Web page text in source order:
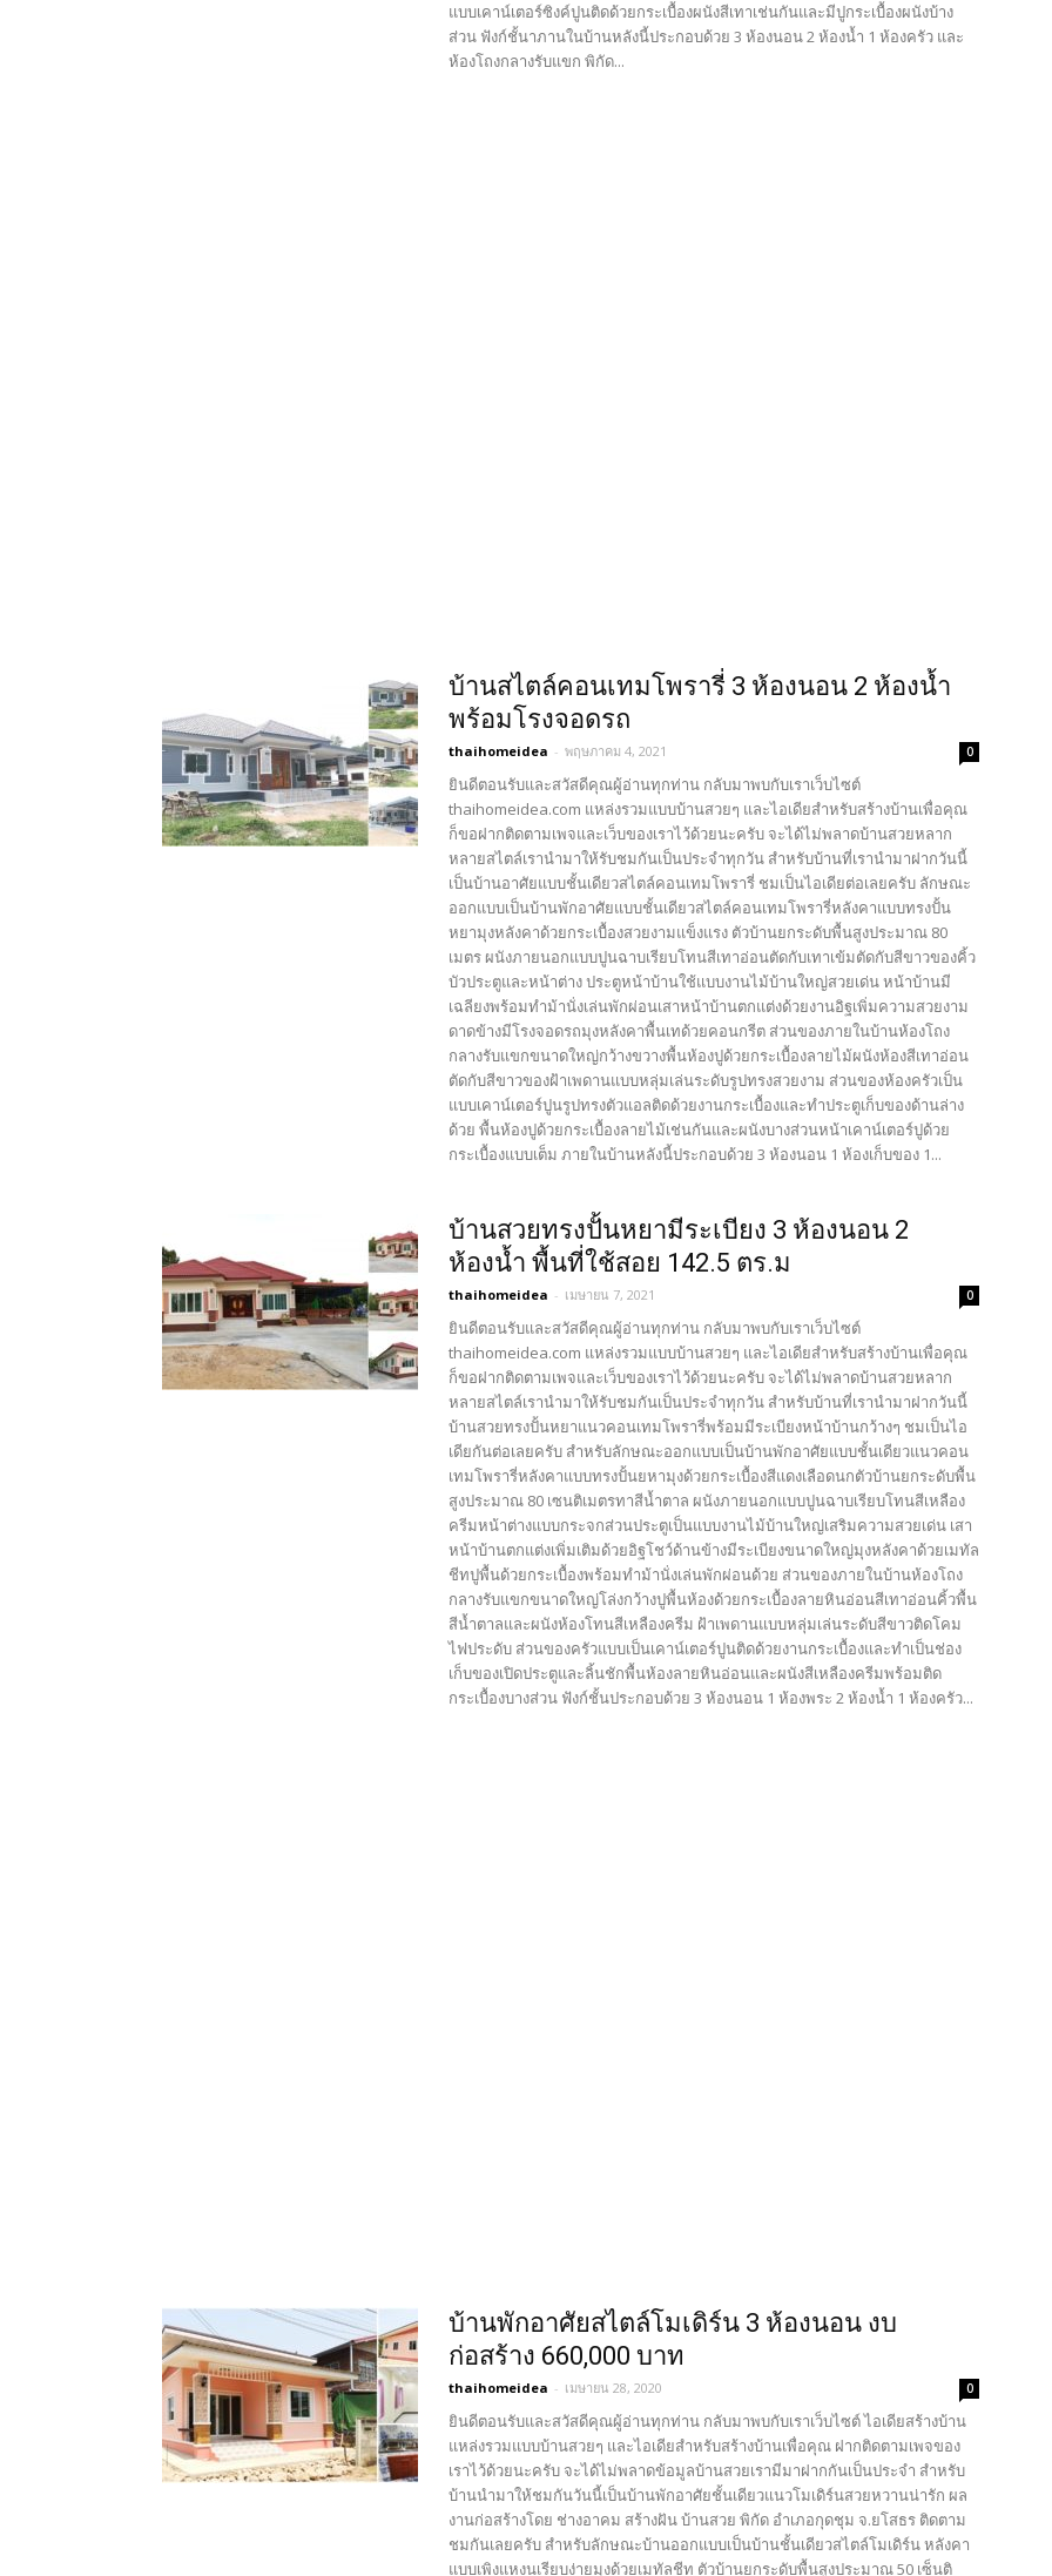
แบบเคาน์เตอร์ซิงค์ปูนติดด้วยกระเบื้องผนังสีเทาเช่นกันและมีปูกระเบื้องผนังบ้าง
ส่วน ฟังก์ชั้นาภานในบ้านหลังนี้ประกอบด้วย 3 ห้องนอน 2 ห้องน้ำ 1 ห้องครัว และ
ห้องโถงกลางรับแขก พิกัด...
บ้านสไตล์คอนเทมโพรารี่ 3 ห้องนอน 2 ห้องน้ำ
พร้อมโรงจอดรถ
thaihomeidea - พฤษภาคม 4, 2021 0
ยินดีตอนรับและสวัสดีคุณผู้อ่านทุกท่าน กลับมาพบกับเราเว็บไซต์
thaihomeidea.com แหล่งรวมแบบบ้านสวยๆ และไอเดียสำหรับสร้างบ้านเพื่อคุณ
ก็ขอฝากติดตามเพจและเว็บของเราไว้ด้วยนะครับ จะได้ไม่พลาดบ้านสวยหลาก
หลายสไตล์เรานำมาให้รับชมกันเป็นประจำทุกวัน สำหรับบ้านที่เรานำมาฝากวันนี้
เป็นบ้านอาศัยแบบชั้นเดียวสไตล์คอนเทมโพรารี่ ชมเป็นไอเดียต่อเลยครับ ลักษณะ
ออกแบบเป็นบ้านพักอาศัยแบบชั้นเดียวสไตล์คอนเทมโพรารี่หลังคาแบบทรงปั้น
หยามุงหลังคาด้วยกระเบื้องสวยงามแข็งแรง ตัวบ้านยกระดับพื้นสูงประมาณ 80
เมตร ผนังภายนอกแบบปูนฉาบเรียบโทนสีเทาอ่อนตัดกับเทาเข้มตัดกับสีขาวของคิ้ว
บัวประตูและหน้าต่าง ประตูหน้าบ้านใช้แบบงานไม้บ้านใหญ่สวยเด่น หน้าบ้านมี
เฉลียงพร้อมทำม้านั่งเล่นพักผ่อนเสาหน้าบ้านตกแต่งด้วยงานอิฐเพิ่มความสวยงาม
ดาดข้างมีโรงจอดรถมุงหลังคาพื้นเทด้วยคอนกรีต ส่วนของภายในบ้านห้องโถง
กลางรับแขกขนาดใหญ่กว้างขวางพื้นห้องปูด้วยกระเบื้องลายไม้ผนังห้องสีเทาอ่อน
ตัดกับสีขาวของฝ้าเพดานแบบหลุ่มเล่นระดับรูปทรงสวยงาม ส่วนของห้องครัวเป็น
แบบเคาน์เตอร์ปูนรูปทรงตัวแอลติดด้วยงานกระเบื้องและทำประตูเก็บของด้านล่าง
ด้วย พื้นห้องปูด้วยกระเบื้องลายไม้เช่นกันและผนังบางส่วนหน้าเคาน์เตอร์ปูด้วย
กระเบื้องแบบเต็ม ภายในบ้านหลังนี้ประกอบด้วย 3 ห้องนอน 1 ห้อง​เก็บของ​ 1...
บ้านสวยทรงปั้นหยามีระเบียง 3 ห้องนอน 2
ห้องน้ำ พื้นที่ใช้สอย 142.5 ตร.ม
thaihomeidea - เมษายน 7, 2021 0
ยินดีตอนรับและสวัสดีคุณผู้อ่านทุกท่าน กลับมาพบกับเราเว็บไซต์
thaihomeidea.com แหล่งรวมแบบบ้านสวยๆ และไอเดียสำหรับสร้างบ้านเพื่อคุณ
ก็ขอฝากติดตามเพจและเว็บของเราไว้ด้วยนะครับ จะได้ไม่พลาดบ้านสวยหลาก
หลายสไตล์เรานำมาให้รับชมกันเป็นประจำทุกวัน สำหรับบ้านที่เรานำมาฝากวันนี้
บ้านสวยทรงปั้นหยาแนวคอนเทมโพรารี่พร้อมมีระเบียงหน้าบ้านกว้างๆ ชมเป็นไอ
เดียกันต่อเลยครับ สำหรับลักษณะออกแบบเป็นบ้านพักอาศัยแบบชั้นเดียวแนวคอน
เทมโพรารี่หลังคาแบบทรงปั้นยหามุงด้วยกระเบื้องสีแดงเลือดนกตัวบ้านยกระดับพื้น
สูงประมาณ 80 เซนติเมตรทาสีน้ำตาล ผนังภายนอกแบบปูนฉาบเรียบโทนสีเหลือง
ครีมหน้าต่างแบบกระจกส่วนประตูเป็นแบบงานไม้บ้านใหญ่เสริมความสวยเด่น เสา
หน้าบ้านตกแต่งเพิ่มเติมด้วยอิฐโชว์ด้านข้างมีระเบียงขนาดใหญ่มุงหลังคาด้วยเมทัล
ชีทปูพื้นด้วยกระเบื้องพร้อมทำม้านั่งเล่นพักผ่อนด้วย ส่วนของภายในบ้านห้องโถง
กลางรับแขกขนาดใหญ่โล่งกว้างปูพื้นห้องด้วยกระเบื้องลายหินอ่อนสีเทาอ่อนคิ้วพื้น
สีน้ำตาลและผนังห้องโทนสีเหลืองครีม ฝ้าเพดานแบบหลุ่มเล่นระดับสีขาวติดโคม
ไฟประดับ ส่วนของครัวแบบเป็นเคาน์เตอร์ปูนติดด้วยงานกระเบื้องและทำเป็นช่อง
เก็บของเปิดประตูและลิ้นชักพื้นห้องลายหินอ่อนและผนังสีเหลืองครีมพร้อมติด
กระเบื้องบางส่วน ฟังก์ชั้นประกอบด้วย 3 ห้องนอน 1 ห้องพระ 2 ห้องน้ำ 1 ห้องครัว...
บ้านพักอาศัยสไตล์โมเดิร์น 3 ห้องนอน งบ
ก่อสร้าง 660,000 บาท
thaihomeidea - เมษายน 28, 2020 0
ยินดีตอนรับและสวัสดีคุณผู้อ่านทุกท่าน กลับมาพบกับเราเว็บไซต์ ไอเดียสร้างบ้าน
แหล่งรวมแบบบ้านสวยๆ และไอเดียสำหรับสร้างบ้านเพื่อคุณ ฝากติดตามเพจของ
เราไว้ด้วยนะครับ จะได้ไม่พลาดข้อมูลบ้านสวยเรามีมาฝากกันเป็นประจำ สำหรับ
บ้านนำมาให้ชมกันวันนี้เป็นบ้านพักอาศัยชั้นเดียวแนวโมเดิร์นสวยหวานน่ารัก ผล
งานก่อสร้างโดย ช่างอาคม สร้างฝัน บ้านสวย พิกัด อำเภอกุดชุม จ.ยโสธร ติดตาม
ชมกันเลยครับ สำหรับลักษณะบ้านออกแบบเป็นบ้านชั้นเดียวสไตล์โมเดิร์น หลังคา
แบบเพิงแหงนเรียบง่ายมุงด้วยเมทัลชีท ตัวบ้านยกระดับพื้นสูงประมาณ 50 เซ็นติ